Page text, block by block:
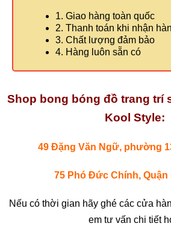
1. Giao hàng toàn quốc
2. Thanh toán khi nhận
3. Chất lượng đảm bảo
4. Hàng luôn sẵn có
Shop bong bóng đồ trang trí
Kool Style:
49 Đặng Văn Ngữ, phường
75 Phó Đức Chính, Quận
Nếu có thời gian hãy ghé các cửa
em tư vấn chi tiết